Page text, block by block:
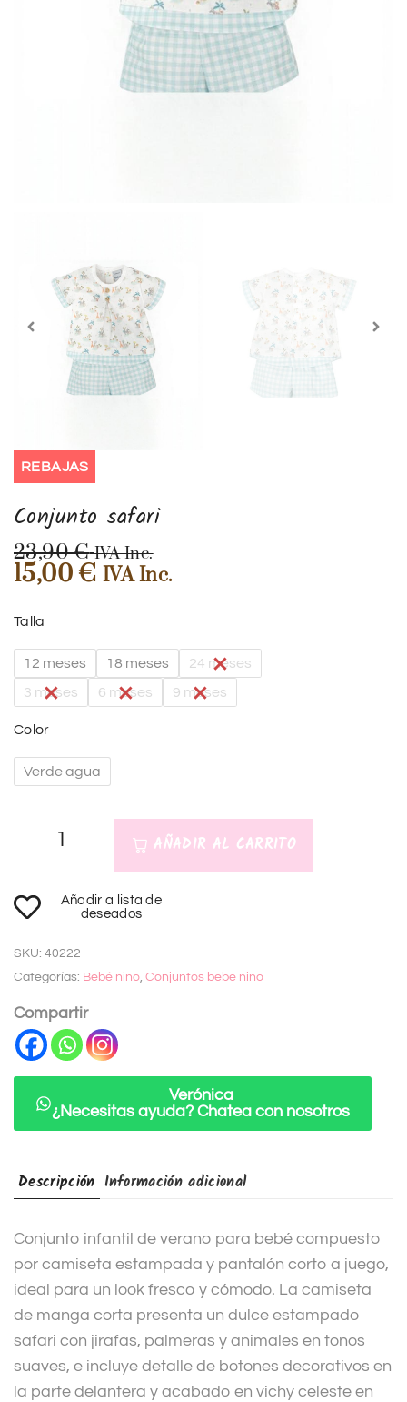
REBAJAS
Conjunto safari
23,90€ IVA Inc.
15,00€ IVA Inc.
Talla
12 meses 18 meses
24 meses
3 meses
6 meses 9 meses
Color
Verde agua
AÑADIR AL CARRITO
l
e
r
n
a
Añadir a lista de
deseados
SKU: 40222
Categorías: Bebé niño, Conjuntos bebe niño
Compartir
Verónica
¿Necesitas ayuda? Chatea con nosotros
Descripción Información adicional
Conjunto infantil de verano para bebé compuesto
por camiseta estampada y pantalón corto a juego,
ideal para un look fresco y cómodo. La camiseta
de manga corta presenta un dulce estampado
safari con jirafas, palmeras y animales en tonos
suaves, e incluye detalle de botones decorativos en
la parte delantera y acabado en vichy celeste en